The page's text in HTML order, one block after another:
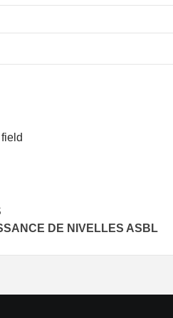
DE NIVELLES ASBL